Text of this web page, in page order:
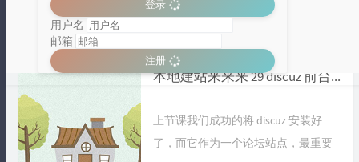
登录
用户名
邮箱
注册
的后台又是...
2018 年 01 月 08 日
本地建站来来来 29 discuz 前台概览
上节课我们成功的将 discuz 安装好
了，而它作为一个论坛站点，最重要